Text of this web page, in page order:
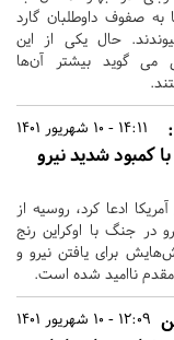
به صفوف داوطلبان گارد
حال یکی از این
می گوید بیشتر آن‌ها
14:11 - 10 شهریور 1401
کمبود شدید نیرو
ادعا کرد، روسیه از
در جنگ با اوکراین رنج
برای یافتن نیرو و
ناامید شده است.
12:09 - 10 شهریور 1401